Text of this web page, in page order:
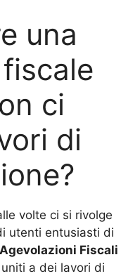
una
ci
di
volte ci si rivolge
utenti entusiasti di
Fiscali
a dei lavori di